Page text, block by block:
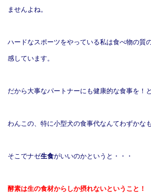
ませんよね。
ハードなスポーツをやっている私は食べ物の質
感しています。
だから大事なパートナーにも健康的な食事を！
わんこの、特に小型犬の食事代なんてわずかな
そこでナゼ生食がいいのかというと・・・
酵素は生の食材からしか摂れないということ！